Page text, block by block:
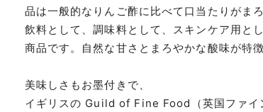
品は一般的なりんご酢に比べて口当たりがま
飲料として、調味料として、スキンケア用と
商品です。自然な甘さとまろやかな酸味が特徴
美味しさもお墨付きで、
イギリスの Guild of Fine Food（英国ファイ